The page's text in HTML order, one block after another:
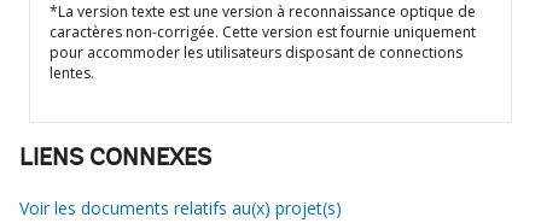
*La version texte est une version à reconnaissance optique de
caractères non-corrigée. Cette version est fournie uniquement
pour accommoder les utilisateurs disposant de connections
lentes.
LIENS CONNEXES
Voir les documents relatifs au(x) projet(s)